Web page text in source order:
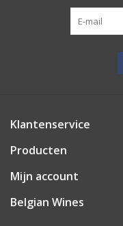
Klantenservice
Producten
Mijn account
Belgian Wines